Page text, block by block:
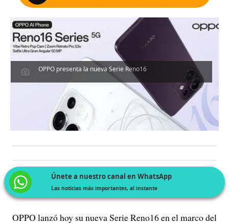
OPPO presenta la nueva Serie Reno16
Únete a nuestro canal en WhatsApp
Las noticias más importantes, al instante
OPPO lanzó hoy su nueva Serie Reno16 en el marco del